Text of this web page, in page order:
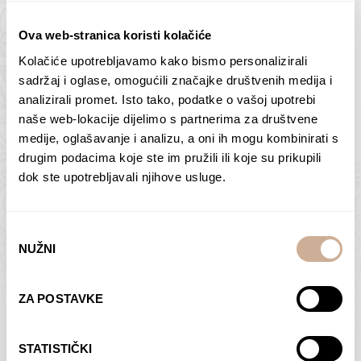
Ova web-stranica koristi kolačiće
Kolačiće upotrebljavamo kako bismo personalizirali
sadržaj i oglase, omogućili značajke društvenih medija i
analizirali promet. Isto tako, podatke o vašoj upotrebi
naše web-lokacije dijelimo s partnerima za društvene
medije, oglašavanje i analizu, a oni ih mogu kombinirati s
drugim podacima koje ste im pružili ili koje su prikupili
dok ste upotrebljavali njihove usluge.
pristanka
NUŽNI
ZA POSTAVKE
STATISTIČKI
Butan – ljudi 2
75,00€ – 138,00€Raspon
cijena:
od
75,00 €
do
ODABERI OPCIJE
Antarktika – krajolik
2
75,00€ – 138,00€Raspon
cijena:
ODABERI OPCIJE
Moreškanti – sjena
€Raspon
cijena: